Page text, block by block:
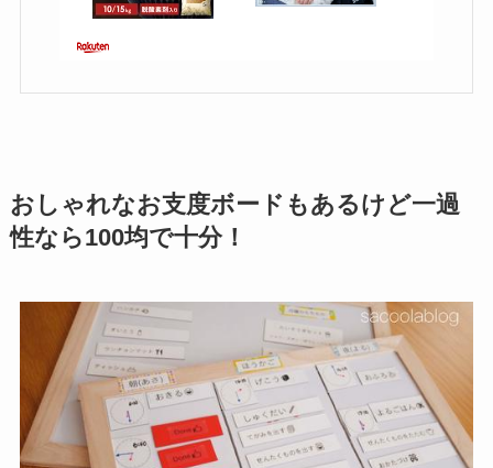
おしゃれなお支度ボードもあるけど一過
性なら100均で十分！